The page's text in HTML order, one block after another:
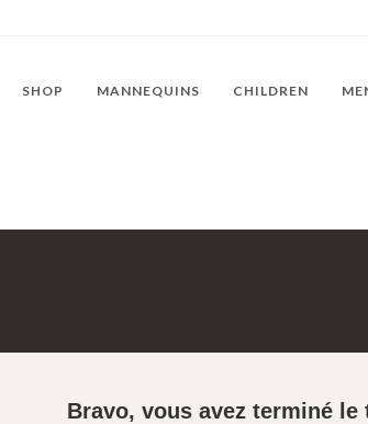
SHOP MANNEQUINS CHILDREN
Bravo, vous avez terminé le